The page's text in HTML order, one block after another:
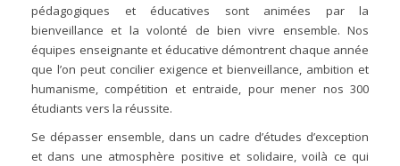
pédagogiques et éducatives sont animées par la
bienveillance et la volonté de bien vivre ensemble. Nos
équipes enseignante et éducative démontrent chaque année
que l’on peut concilier exigence et bienveillance, ambition et
humanisme, compétition et entraide, pour mener nos 300
étudiants vers la réussite.
Se dépasser ensemble, dans un cadre d’études d’exception
et dans une atmosphère positive et solidaire, voilà ce qui